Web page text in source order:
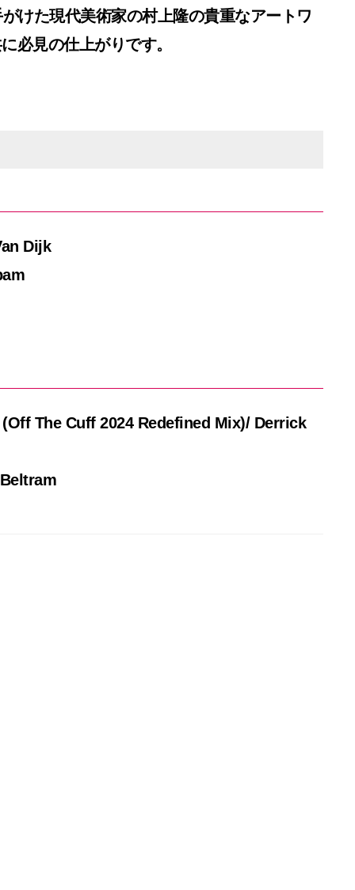
けた現代美術家の村上隆の貴重なアートワ
必見の仕上がりです。
Dijk
The Cuff 2024 Redefined Mix)/ Derrick